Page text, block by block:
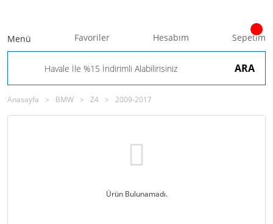
ARA
Menü Favoriler Hesabım Sepetim
Anasayfa BMW Z4 2009-2017
Ürün Bulunamadı.